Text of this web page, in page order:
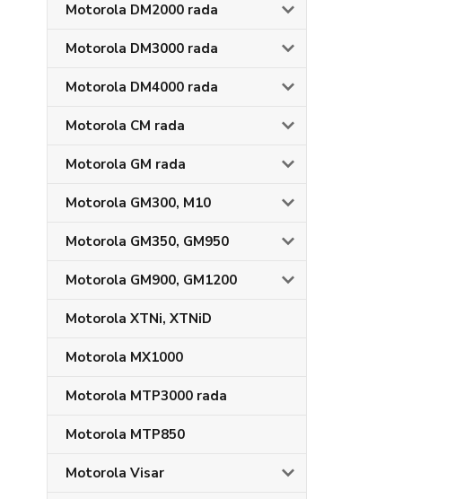
Motorola DM2000 rada
Motorola DM3000 rada
Motorola DM4000 rada
Motorola CM rada
Motorola GM rada
Motorola GM300, M10
Motorola GM350, GM950
Motorola GM900, GM1200
Motorola XTNi, XTNiD
Motorola MX1000
Motorola MTP3000 rada
Motorola MTP850
Motorola Visar